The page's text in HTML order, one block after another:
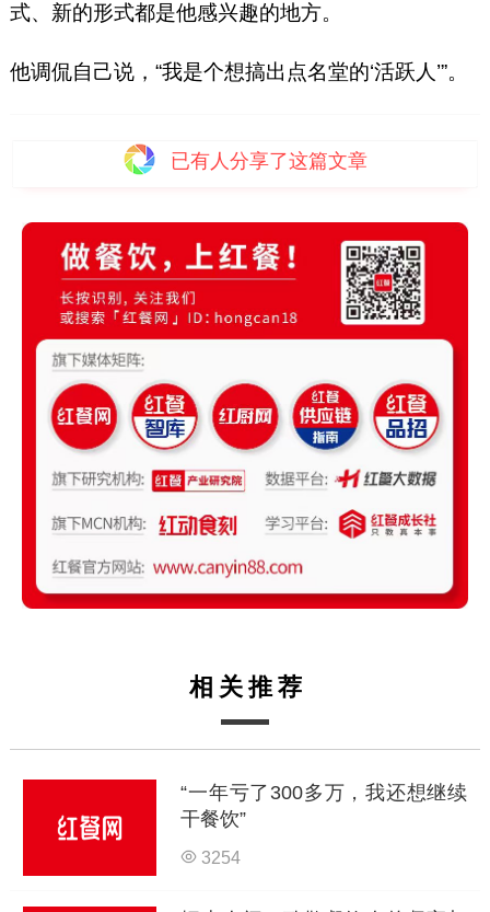
式、新的形式都是他感兴趣的地方。
他调侃自己说，“我是个想搞出点名堂的‘活跃人’”。
已有 人分享了这篇文章
相关推荐
“一年亏了300多万，我还想继续
干餐饮”
3254